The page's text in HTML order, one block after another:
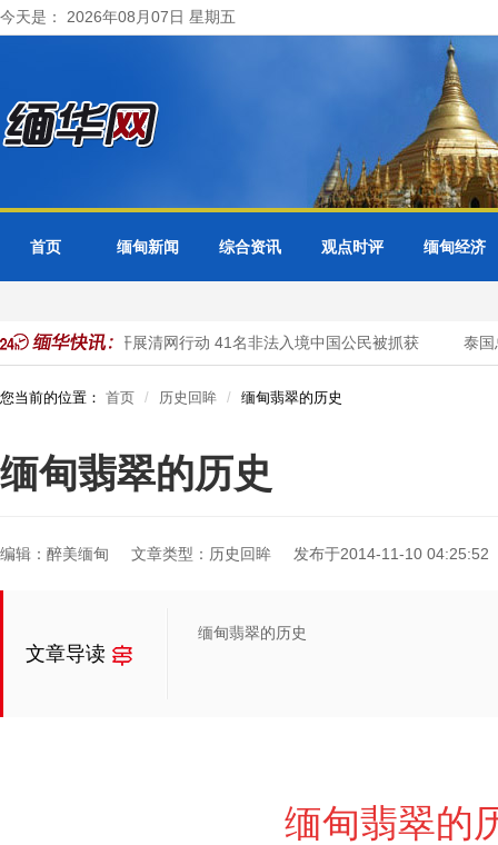
今天是： 2026年08月07日 星期五
首页 缅甸新闻 综合资讯 观点时评 缅甸经济
其力市警方开展清网行动 41名非法入境中国公民被抓获 泰国
您当前的位置： 首页 历史回眸 缅甸翡翠的历史
缅甸翡翠的历史
编辑：醉美缅甸 文章类型：历史回眸 发布于2014-11-10 04:25:52
文章导读
缅甸翡翠的历史
缅甸翡翠的